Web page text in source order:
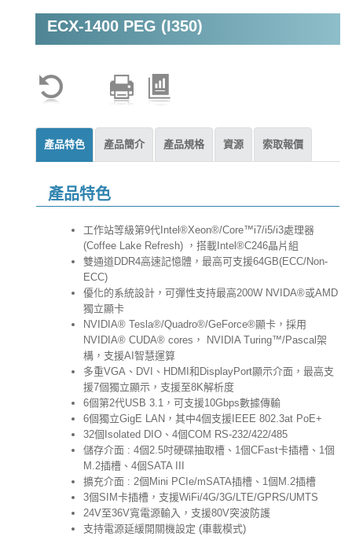
機器視覺
ECX-1400 PEG (I350)
產品特色 產品簡介 產品規格 資源 索取報價
產品特色
工作站等級第9代Intel®Xeon®/Core™i7/i5/i3處理器
(Coffee Lake Refresh) ，搭載Intel®C246晶片組
雙通道DDR4高速記憶體，最高可支援64GB(ECC/Non-
ECC)
優化的系統設計，可彈性支持最高200W NVIDA®或AMD
獨立顯卡
NVIDIA® Tesla®/Quadro®/GeForce®顯卡，採用
NVIDIA® CUDA® cores， NVIDIA Turing™/Pascal架
構，支援AI智慧運算
多重VGA、DVI、HDMI和DisplayPort顯示介面，最高支
援7個獨立顯示，支援至8K解析度
6個第2代USB 3.1，可支援10Gbps數據傳輸
6個獨立GigE LAN，其中4個支援IEEE 802.3at PoE+
32個Isolated DIO、4個COM RS-232/422/485
儲存介面 : 4個2.5吋硬碟抽取槽、1個CFast卡插槽、1個
M.2插槽、4個SATA III
擴充介面 : 2個Mini PCIe/mSATA插槽、1個M.2插槽
3個SIM卡插槽，支援WiFi/4G/3G/LTE/GPRS/UMTS
24V至36V寬電源輸入，支援80V突波防護
支持電源延緩開關機設定 (車載模式)